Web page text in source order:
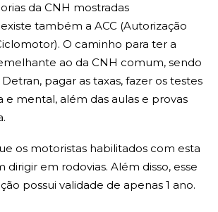
da CNH mostradas
também a ACC (Autorização
O caminho para ter a
ao da CNH comum, sendo
pagar as taxas, fazer os testes
e mental, além das aulas e provas
os motoristas habilitados com esta
dirigir em rodovias. Além disso, esse
possui validade de apenas 1 ano.